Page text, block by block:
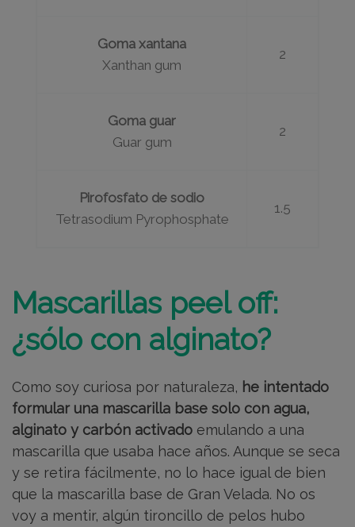
Goma xantana
Xanthan gum
2
Goma guar
Guar gum
2
Pirofosfato de sodio
Tetrasodium Pyrophosphate
1.5
Mascarillas peel off:
¿sólo con alginato?
Como soy curiosa por naturaleza, he intentado
formular una mascarilla base solo con agua,
alginato y carbón activado emulando a una
mascarilla que usaba hace años. Aunque se seca
y se retira fácilmente, no lo hace igual de bien
que la mascarilla base de Gran Velada. No os
voy a mentir, algún tironcillo de pelos hubo